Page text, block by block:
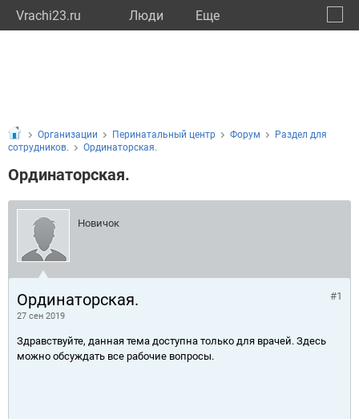
Vrachi23.ru Люди Eще
Организации Перинатальный центр Форум
Раздел для
сотрудников.
Ординаторская.
Ординаторская.
Новичок
Ординаторская.
27 сен 2019
#1
Здравствуйте, данная тема доступна только для врачей. Здесь
можно обсуждать все рабочие вопросы.